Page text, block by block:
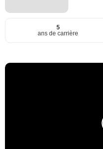
5
ans de carrière